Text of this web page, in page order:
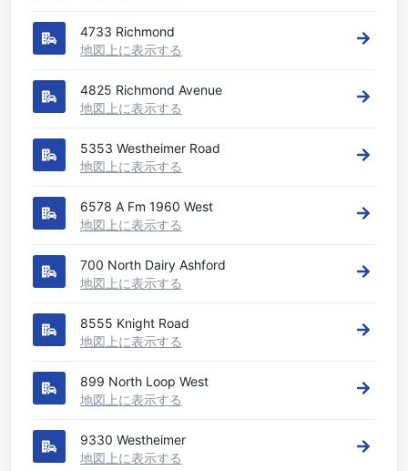
4733 Richmond
地図上に表示する
4825 Richmond Avenue
地図上に表示する
5353 Westheimer Road
地図上に表示する
6578 A Fm 1960 West
地図上に表示する
700 North Dairy Ashford
地図上に表示する
8555 Knight Road
地図上に表示する
899 North Loop West
地図上に表示する
9330 Westheimer
地図上に表示する